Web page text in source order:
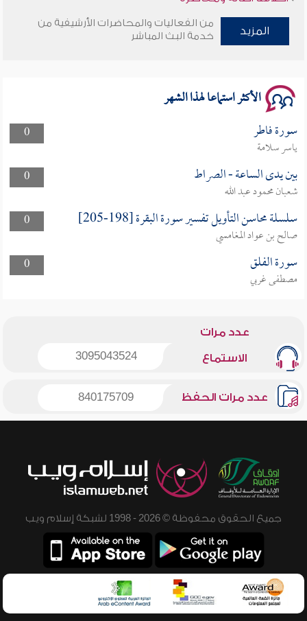
وأمنهم من خوف 9
المزيد
من الفعاليات والمحاضرات الأرشيفية من
خدمة البث المباشر
الأكثر استماعا لهذا الشهر
0 سورة فاطر
ياسر سلامة
0
بين يدى الساعة - الصراط
شعبان محمود عبد الله
0
سلسلة محاسن التأويل تفسير سورة البقرة [198-205]
صالح بن عواد المغامسي
0
سورة الفلق
مصطفى غربي
عدد مرات
الاستماع 3095043524
عدد مرات الحفظ 840175709
جميع الحقوق محفوظة © 2026 - 1998 لشبكة إسلام ويب